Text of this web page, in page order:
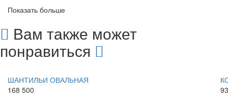
Показать больше
Вам также может
понравиться
ШАНТИЛЬИ ОВАЛЬНАЯ
168 500